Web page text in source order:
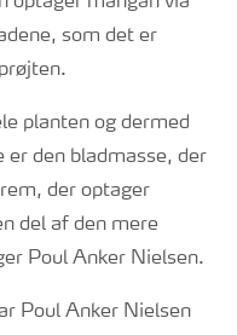
som det er
planten og dermed
den bladmasse, der
der optager
del af den mere
Poul Anker Nielsen.
Poul Anker Nielsen